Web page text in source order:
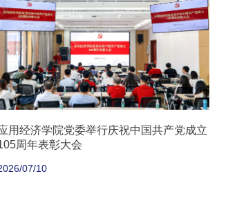
用经济学院党委举行庆祝中国共产党成立
周年表彰大会
07/10